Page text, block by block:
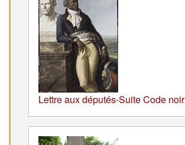
Lettre aux députés-Suite Code noir